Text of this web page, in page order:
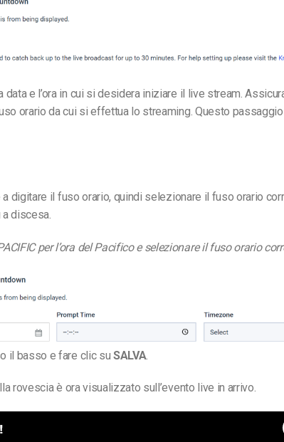
data e l’ora in cui si desidera iniziare il live stream.
orario da cui si effettua lo streaming. Questo
digitare il fuso orario, quindi selezionare il fuso orario
discesa.
per l’ora del Pacifico e selezionare il fuso orario
il basso e fare clic su SALVA
rovescia è ora visualizzato sull’evento live in arrivo.